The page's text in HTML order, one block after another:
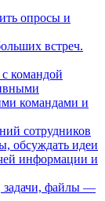
опросы и
встреч.
командой
командами и
сотрудников
обсуждать идеи
информации и
задачи, файлы —